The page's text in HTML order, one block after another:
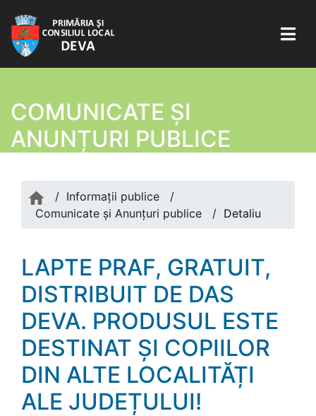
COMUNICATE ŞI
ANUNȚURI PUBLICE
/ Informații publice
/
Comunicate şi Anunțuri publice
/ Detaliu
LAPTE PRAF, GRATUIT,
DISTRIBUIT DE DAS
DEVA. PRODUSUL ESTE
DESTINAT ȘI COPIILOR
DIN ALTE LOCALITĂȚI
ALE JUDEȚULUI!